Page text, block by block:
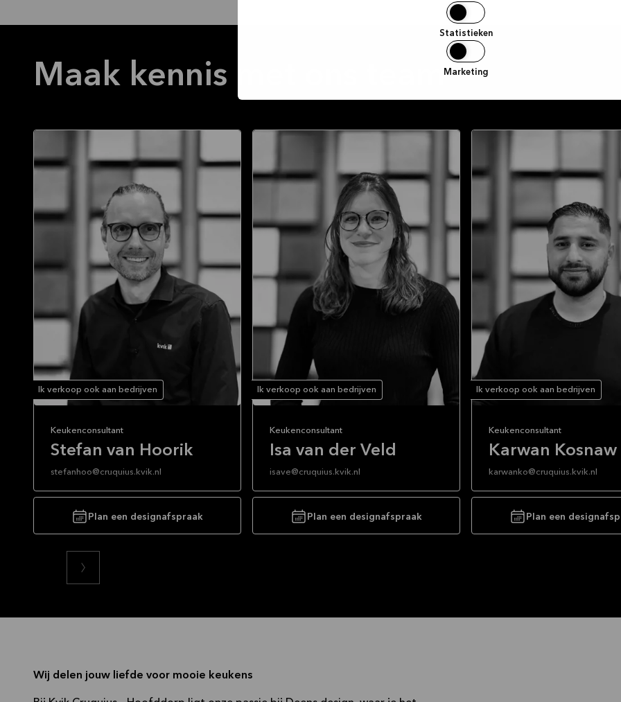
Statistieken
Marketing
Maak kennis met ons team
Ik verkoop ook aan bedrijven
Keukenconsultant
Stefan van Hoorik
stefanhoo@cruquius.kvik.nl
Dankzij het leuke team ben ik hier al vanaf
de opening van het filiaal in 2009
werkzaam.
Na mijn opleiding architectonische
vormgeving aan de Hogeschool voor de
Kunsten heb ik gewerkt als freelance
interieurarchitect en technisch tekenaar.
zetten in een mooi ontwerp.
Het vertalen van de wensen van de klant
Plan een designafspraak
Ik verkoop ook aan bedrijven
Keukenconsultant
Isa van der Veld
isave@cruquius.kvik.nl
Ik ben sinds april 2019 werkzaam bij Kvik
Cruquius. Na een hele leuk stage die ik
hier, tijdens mijn Interieur adviseur
opleiding heb gelopen, ben ik bij Kvik
uw wensen en wil ik samen met u tot een
Plan een designafspraak
Ik verkoop ook aan bedrijven
Keukenconsultant
Karwan Kosnaw
karwanko@cruquius.kvik.nl
Al een flink aantal jaren ben ik
werkzaam in de
aanspreekt bij het Kvik concept
mooie strakke keukens kunnen
Plan een
Wij delen jouw liefde voor mooie keukens